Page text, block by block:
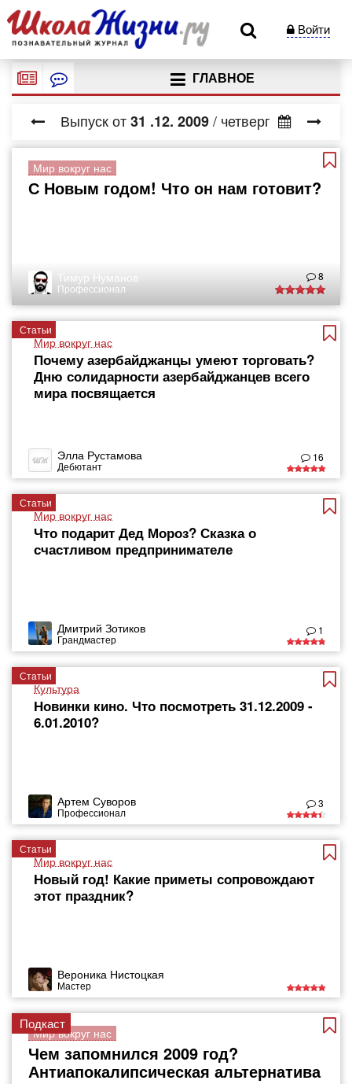
Войти
ГЛАВНОЕ
Выпуск от31 .12. 2009/ четверг
Мир вокруг нас
С Новым годом! Что он нам готовит?
Тимур Нуманов
Профессионал
8
Статьи
Мир вокруг нас
Почему азербайджанцы умеют торговать?
Дню солидарности азербайджанцев всего
мира посвящается
Элла Рустамова
Дебютант
16
Статьи
Мир вокруг нас
Что подарит Дед Мороз? Сказка о
счастливом предпринимателе
Дмитрий Зотиков
Грандмастер
1
Статьи
Культура
Новинки кино. Что посмотреть 31.12.2009 -
6.01.2010?
Артем Суворов
Профессионал
3
Статьи
Мир вокруг нас
Новый год! Какие приметы сопровождают
этот праздник?
Вероника Нистоцкая
Мастер
Подкаст
Мир вокруг нас
Чем запомнился 2009 год?
Антиапокалипсическая альтернатива